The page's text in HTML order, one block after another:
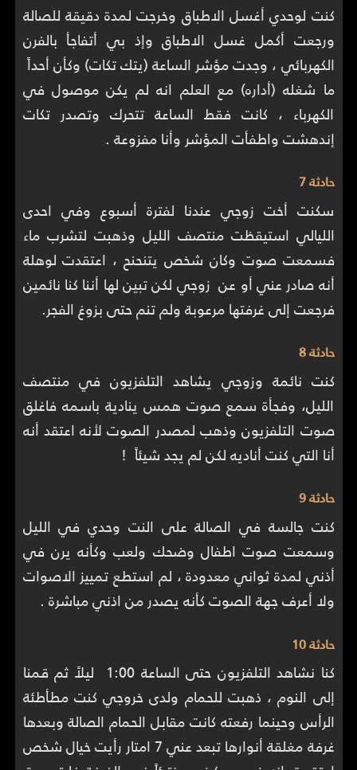
كنت لوحدي أغسل الاطباق وخرجت لمدة دقيقة للصالة
ورجعت أكمل غسل الاطباق وإذ بي أتفاجأ بالفرن
الكهربائي ، وجدت مؤشر الساعة (يتك تكات) وكأن أحداً
ما شغله (أداره) مع العلم انه لم يكن موصول في
الكهرباء ، كانت فقط الساعة تتحرك وتصدر تكات
إندهشت واطفأت المؤشر وأنا مفزوعة .
حادثة 7
سكنت أخت زوجي عندنا لفترة أسبوع وفي احدى
الليالي استيقظت منتصف الليل وذهبت لتشرب ماء
فسمعت صوت وكان شخص يتنحنح ، اعتقدت لوهلة
أنه صادر عني أو عن زوجي لكن تبين لها أننا كنا نائمين
فرجعت إلى غرفتها مرعوبة ولم تنم حتى بزوغ الفجر.
حادثة 8
كنت نائمة وزوجي يشاهد التلفزيون في منتصف
الليل، وفجأة سمع صوت همس ينادية باسمه فاغلق
صوت التلفزيون وذهب لمصدر الصوت لأنه اعتقد أنه
أنا التي كنت أناديه لكن لم يجد شيئاً !
حادثة 9
كنت جالسة في الصالة على النت وحدي في الليل
وسمعت صوت اطفال وضحك ولعب وكأنه يرن في
أذني لمدة ثواني معدودة ، لم استطع تمييز الاصوات
ولا أعرف جهة الصوت كأنه يصدر من اذني مباشرة .
حادثة 10
كنا نشاهد التلفزيون حتى الساعة 1:00 ليلاً ثم قمنا
إلى النوم ، ذهبت للحمام ولدى خروجي كنت مطأطئة
الرأس وحينما رفعته كانت مقابل الحمام الصالة وبعدها
غرفة مغلقة أنوارها تبعد عني 7 امتار رأيت خيال شخص